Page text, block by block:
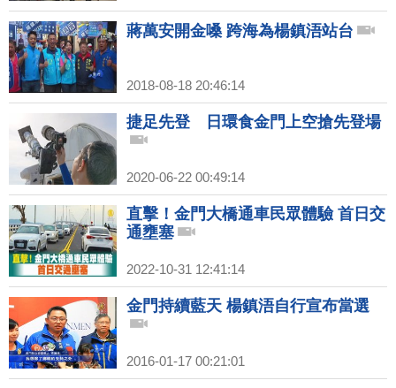
蔣萬安開金嗓 跨海為楊鎮浯站台
2018-08-18 20:46:14
捷足先登 日環食金門上空搶先登場
2020-06-22 00:49:14
直擊！金門大橋通車民眾體驗 首日交
通壅塞
2022-10-31 12:41:14
金門持續藍天 楊鎮浯自行宣布當選
2016-01-17 00:21:01